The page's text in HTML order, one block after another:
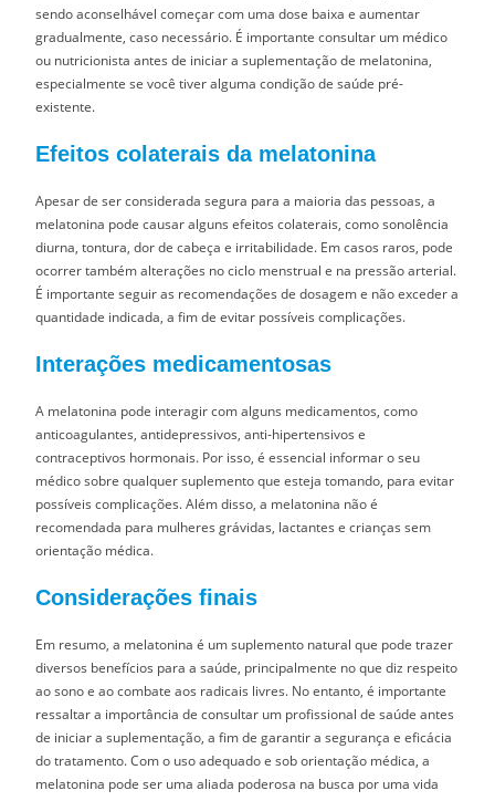
sendo aconselhável começar com uma dose baixa e aumentar
gradualmente, caso necessário. É importante consultar um médico
ou nutricionista antes de iniciar a suplementação de melatonina,
especialmente se você tiver alguma condição de saúde pré-
existente.
Efeitos colaterais da melatonina
Apesar de ser considerada segura para a maioria das pessoas, a
melatonina pode causar alguns efeitos colaterais, como sonolência
diurna, tontura, dor de cabeça e irritabilidade. Em casos raros, pode
ocorrer também alterações no ciclo menstrual e na pressão arterial.
É importante seguir as recomendações de dosagem e não exceder a
quantidade indicada, a fim de evitar possíveis complicações.
Interações medicamentosas
A melatonina pode interagir com alguns medicamentos, como
anticoagulantes, antidepressivos, anti-hipertensivos e
contraceptivos hormonais. Por isso, é essencial informar o seu
médico sobre qualquer suplemento que esteja tomando, para evitar
possíveis complicações. Além disso, a melatonina não é
recomendada para mulheres grávidas, lactantes e crianças sem
orientação médica.
Considerações finais
Em resumo, a melatonina é um suplemento natural que pode trazer
diversos benefícios para a saúde, principalmente no que diz respeito
ao sono e ao combate aos radicais livres. No entanto, é importante
ressaltar a importância de consultar um profissional de saúde antes
de iniciar a suplementação, a fim de garantir a segurança e eficácia
do tratamento. Com o uso adequado e sob orientação médica, a
melatonina pode ser uma aliada poderosa na busca por uma vida